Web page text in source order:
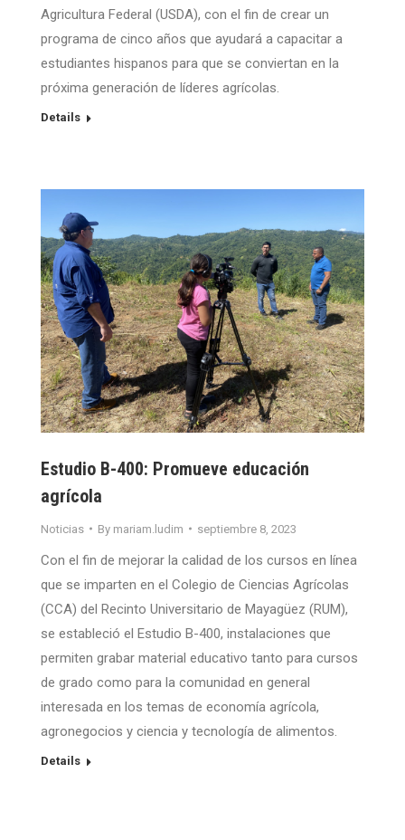
Agricultura Federal (USDA), con el fin de crear un
programa de cinco años que ayudará a capacitar a
estudiantes hispanos para que se conviertan en la
próxima generación de líderes agrícolas.
Details
Estudio B-400: Promueve educación
agrícola
Noticias By mariam.ludim septiembre 8, 2023
Con el fin de mejorar la calidad de los cursos en línea
que se imparten en el Colegio de Ciencias Agrícolas
(CCA) del Recinto Universitario de Mayagüez (RUM),
se estableció el Estudio B-400, instalaciones que
permiten grabar material educativo tanto para cursos
de grado como para la comunidad en general
interesada en los temas de economía agrícola,
agronegocios y ciencia y tecnología de alimentos.
Details